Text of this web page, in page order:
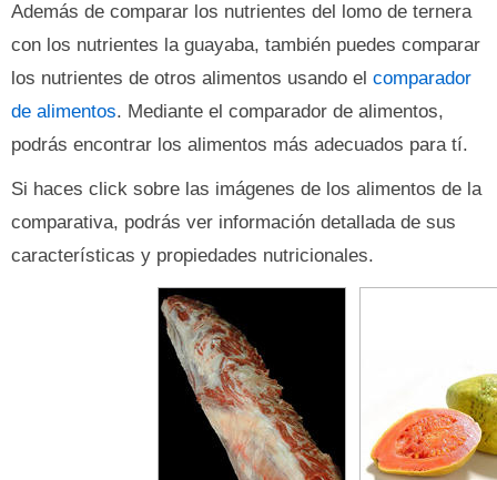
Además de comparar los nutrientes del lomo de ternera
con los nutrientes la guayaba, también puedes comparar
los nutrientes de otros alimentos usando el comparador
de alimentos. Mediante el comparador de alimentos,
podrás encontrar los alimentos más adecuados para tí.
Si haces click sobre las imágenes de los alimentos de la
comparativa, podrás ver información detallada de sus
características y propiedades nutricionales.